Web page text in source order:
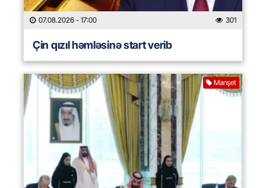
07.08.2026 - 17:00 301
Çin qızıl həmləsinə start verib
Manşet